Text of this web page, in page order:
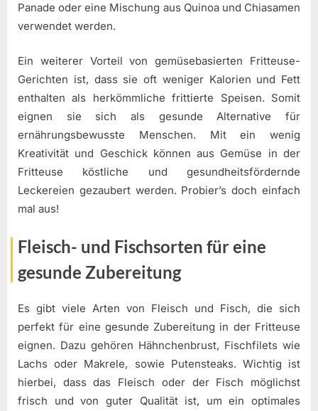
Panade oder eine Mischung aus Quinoa und Chiasamen
verwendet werden.
Ein weiterer Vorteil von gemüsebasierten Fritteuse-
Gerichten ist, dass sie oft weniger Kalorien und Fett
enthalten als herkömmliche frittierte Speisen. Somit
eignen sie sich als gesunde Alternative für
ernährungsbewusste Menschen. Mit ein wenig
Kreativität und Geschick können aus Gemüse in der
Fritteuse köstliche und gesundheitsfördernde
Leckereien gezaubert werden. Probier’s doch einfach
mal aus!
Fleisch- und Fischsorten für eine
gesunde Zubereitung
Es gibt viele Arten von Fleisch und Fisch, die sich
perfekt für eine gesunde Zubereitung in der Fritteuse
eignen. Dazu gehören Hähnchenbrust, Fischfilets wie
Lachs oder Makrele, sowie Putensteaks. Wichtig ist
hierbei, dass das Fleisch oder der Fisch möglichst
frisch und von guter Qualität ist, um ein optimales